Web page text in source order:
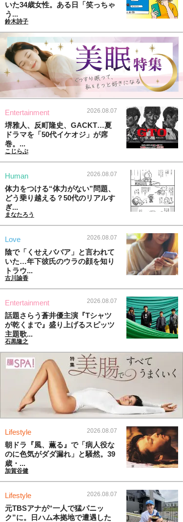
いた34歳女性。ある日「笑っちゃ
う...
鈴木詩子
Entertainment 2026.08.07
堺雅人、反町隆史、GACKT…夏
ドラマを「50代イケオジ」が席
巻。...
こじらぶ
Human 2026.08.07
体力をつける“体力がない”問題、
どう乗り越える？50代のリアルす
ぎ...
まなたろう
Love 2026.08.07
陰で「くせえババア」と言われて
いた…年下彼氏のウラの顔を知り
トラウ...
古川諭香
Entertainment 2026.08.07
話題さらう蒼井優主演『Tシャツ
が乾くまで』盛り上げるスピッツ
主題歌...
石黒隆之
Lifestyle 2026.08.07
朝ドラ『風、薫る』で「病人役な
のに色気がダダ漏れ」と騒然。39
歳・...
加賀谷健
Lifestyle 2026.08.07
元TBSアナが“一人で猛パニッ
ク”に。日ハム本拠地で遭遇した